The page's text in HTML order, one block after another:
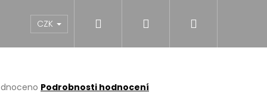
DÍVKY CHLAPCI MUŽI
CZK Přihlášení
Podrobnosti hodnocení